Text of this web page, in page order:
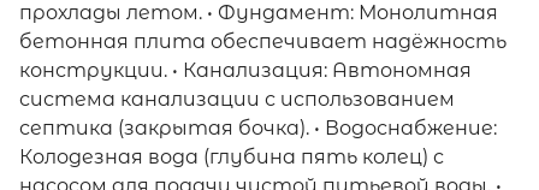
прохлады летом. • Фундамент: Монолитная
бетонная плита обеспечивает надёжность
конструкции. • Канализация: Автономная
система канализации с использованием
септика (закрытая бочка). • Водоснабжение:
Колодезная вода (глубина пять колец) с